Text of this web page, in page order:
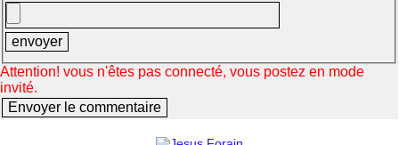
Attention! vous n'êtes pas connecté, vous postez en mode
invité.